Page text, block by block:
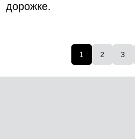
дорожке.
1 2 3